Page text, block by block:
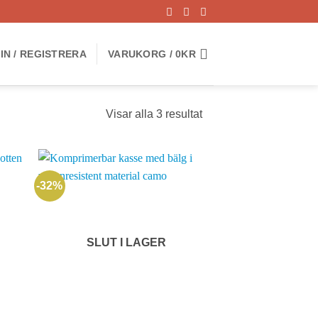
/ REGISTRERA VARUKORG /0KR
Visar alla 3 resultat
-32%
SLUT I LAGER